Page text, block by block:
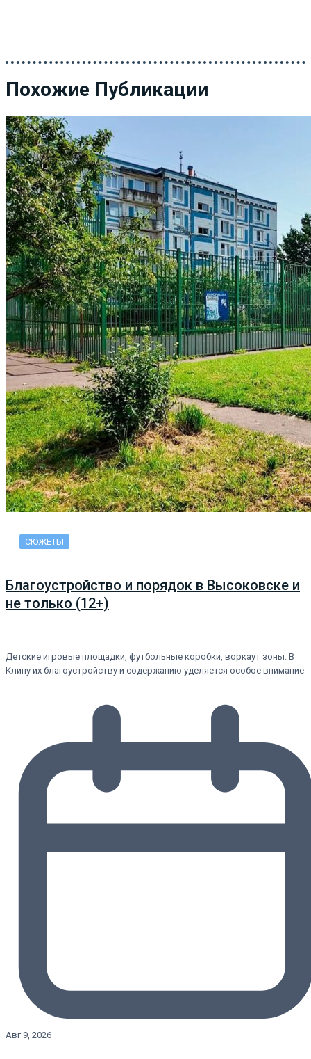
Похожие Публикации
СЮЖЕТЫ
Благоустройство и порядок в Высоковске и
не только (12+)
Детские игровые площадки, футбольные коробки, воркаут зоны. В
Клину их благоустройству и содержанию уделяется особое внимание
Авг 9, 2026